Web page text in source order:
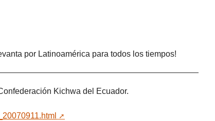
por Latinoamérica para todos los tiempos!
Kichwa del Ecuador.